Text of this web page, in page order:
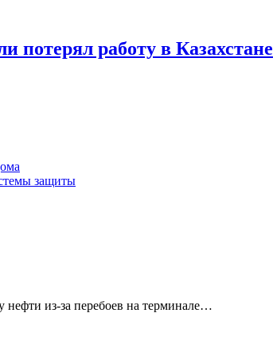
потерял работу в Казахстане
защиты
нефти из-за перебоев на терминале…